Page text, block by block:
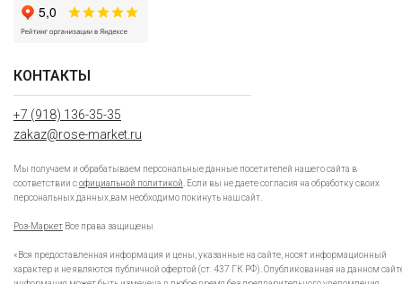
КОНТАКТЫ
+7 (918) 136-35-35
zakaz@rose-market.ru
Мы получаем и обрабатываем персональные данные посетителей нашего сайта в
соответствии софициальной политикой . Если вы не даете согласия на обработку своих
персональных данных,вам необходимо покинуть наш сайт.
Роз-Маркет Все права защищены
«Вся предоставленная информация и цены, указанные на сайте, носят информационный
характер и не являются публичной офертой (ст. 437 ГК РФ). Опубликованная на данном